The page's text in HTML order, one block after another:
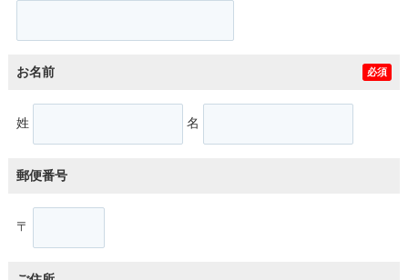
お名前 必須
姓 名
郵便番号
〒